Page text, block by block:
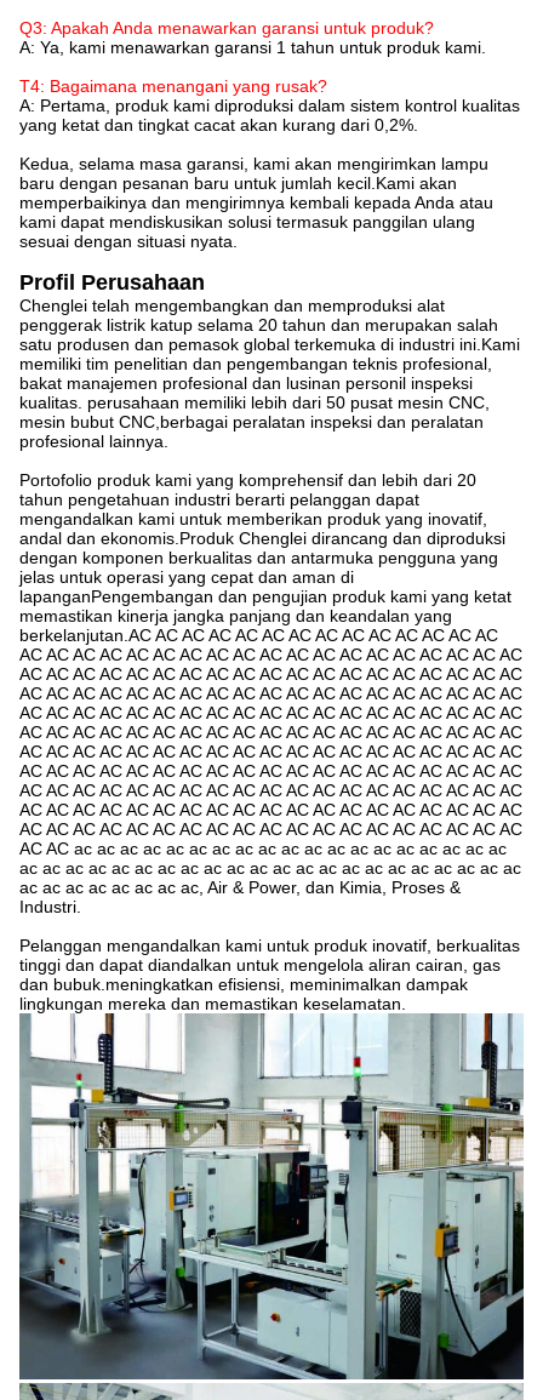
Q3: Apakah Anda menawarkan garansi untuk produk?
A: Ya, kami menawarkan garansi 1 tahun untuk produk kami.
T4: Bagaimana menangani yang rusak?
A: Pertama, produk kami diproduksi dalam sistem kontrol kualitas
yang ketat dan tingkat cacat akan kurang dari 0,2%.
Kedua, selama masa garansi, kami akan mengirimkan lampu
baru dengan pesanan baru untuk jumlah kecil.Kami akan
memperbaikinya dan mengirimnya kembali kepada Anda atau
kami dapat mendiskusikan solusi termasuk panggilan ulang
sesuai dengan situasi nyata.
Profil Perusahaan
Chenglei telah mengembangkan dan memproduksi alat
penggerak listrik katup selama 20 tahun dan merupakan salah
satu produsen dan pemasok global terkemuka di industri ini.Kami
memiliki tim penelitian dan pengembangan teknis profesional,
bakat manajemen profesional dan lusinan personil inspeksi
kualitas. perusahaan memiliki lebih dari 50 pusat mesin CNC,
mesin bubut CNC,berbagai peralatan inspeksi dan peralatan
profesional lainnya.
Portofolio produk kami yang komprehensif dan lebih dari 20
tahun pengetahuan industri berarti pelanggan dapat
mengandalkan kami untuk memberikan produk yang inovatif,
andal dan ekonomis.Produk Chenglei dirancang dan diproduksi
dengan komponen berkualitas dan antarmuka pengguna yang
jelas untuk operasi yang cepat dan aman di
lapanganPengembangan dan pengujian produk kami yang ketat
memastikan kinerja jangka panjang dan keandalan yang
berkelanjutan.AC AC AC AC AC AC AC AC AC AC AC AC AC AC
AC AC AC AC AC AC AC AC AC AC AC AC AC AC AC AC AC AC AC
AC AC AC AC AC AC AC AC AC AC AC AC AC AC AC AC AC AC AC
AC AC AC AC AC AC AC AC AC AC AC AC AC AC AC AC AC AC AC
AC AC AC AC AC AC AC AC AC AC AC AC AC AC AC AC AC AC AC
AC AC AC AC AC AC AC AC AC AC AC AC AC AC AC AC AC AC AC
AC AC AC AC AC AC AC AC AC AC AC AC AC AC AC AC AC AC AC
AC AC AC AC AC AC AC AC AC AC AC AC AC AC AC AC AC AC AC
AC AC AC AC AC AC AC AC AC AC AC AC AC AC AC AC AC AC AC
AC AC AC AC AC AC AC AC AC AC AC AC AC AC AC AC AC AC AC
AC AC AC AC AC AC AC AC AC AC AC AC AC AC AC AC AC AC AC
AC AC ac ac ac ac ac ac ac ac ac ac ac ac ac ac ac ac ac ac ac
ac ac ac ac ac ac ac ac ac ac ac ac ac ac ac ac ac ac ac ac ac ac
ac ac ac ac ac ac ac ac, Air & Power, dan Kimia, Proses &
Industri.
Pelanggan mengandalkan kami untuk produk inovatif, berkualitas
tinggi dan dapat diandalkan untuk mengelola aliran cairan, gas
dan bubuk.meningkatkan efisiensi, meminimalkan dampak
lingkungan mereka dan memastikan keselamatan.